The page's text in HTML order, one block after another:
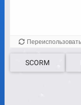
SCORM